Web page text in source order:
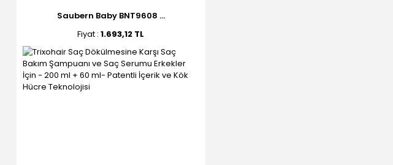
Saubern Baby BNT9608 ...
Fiyat :1.693,12 TL